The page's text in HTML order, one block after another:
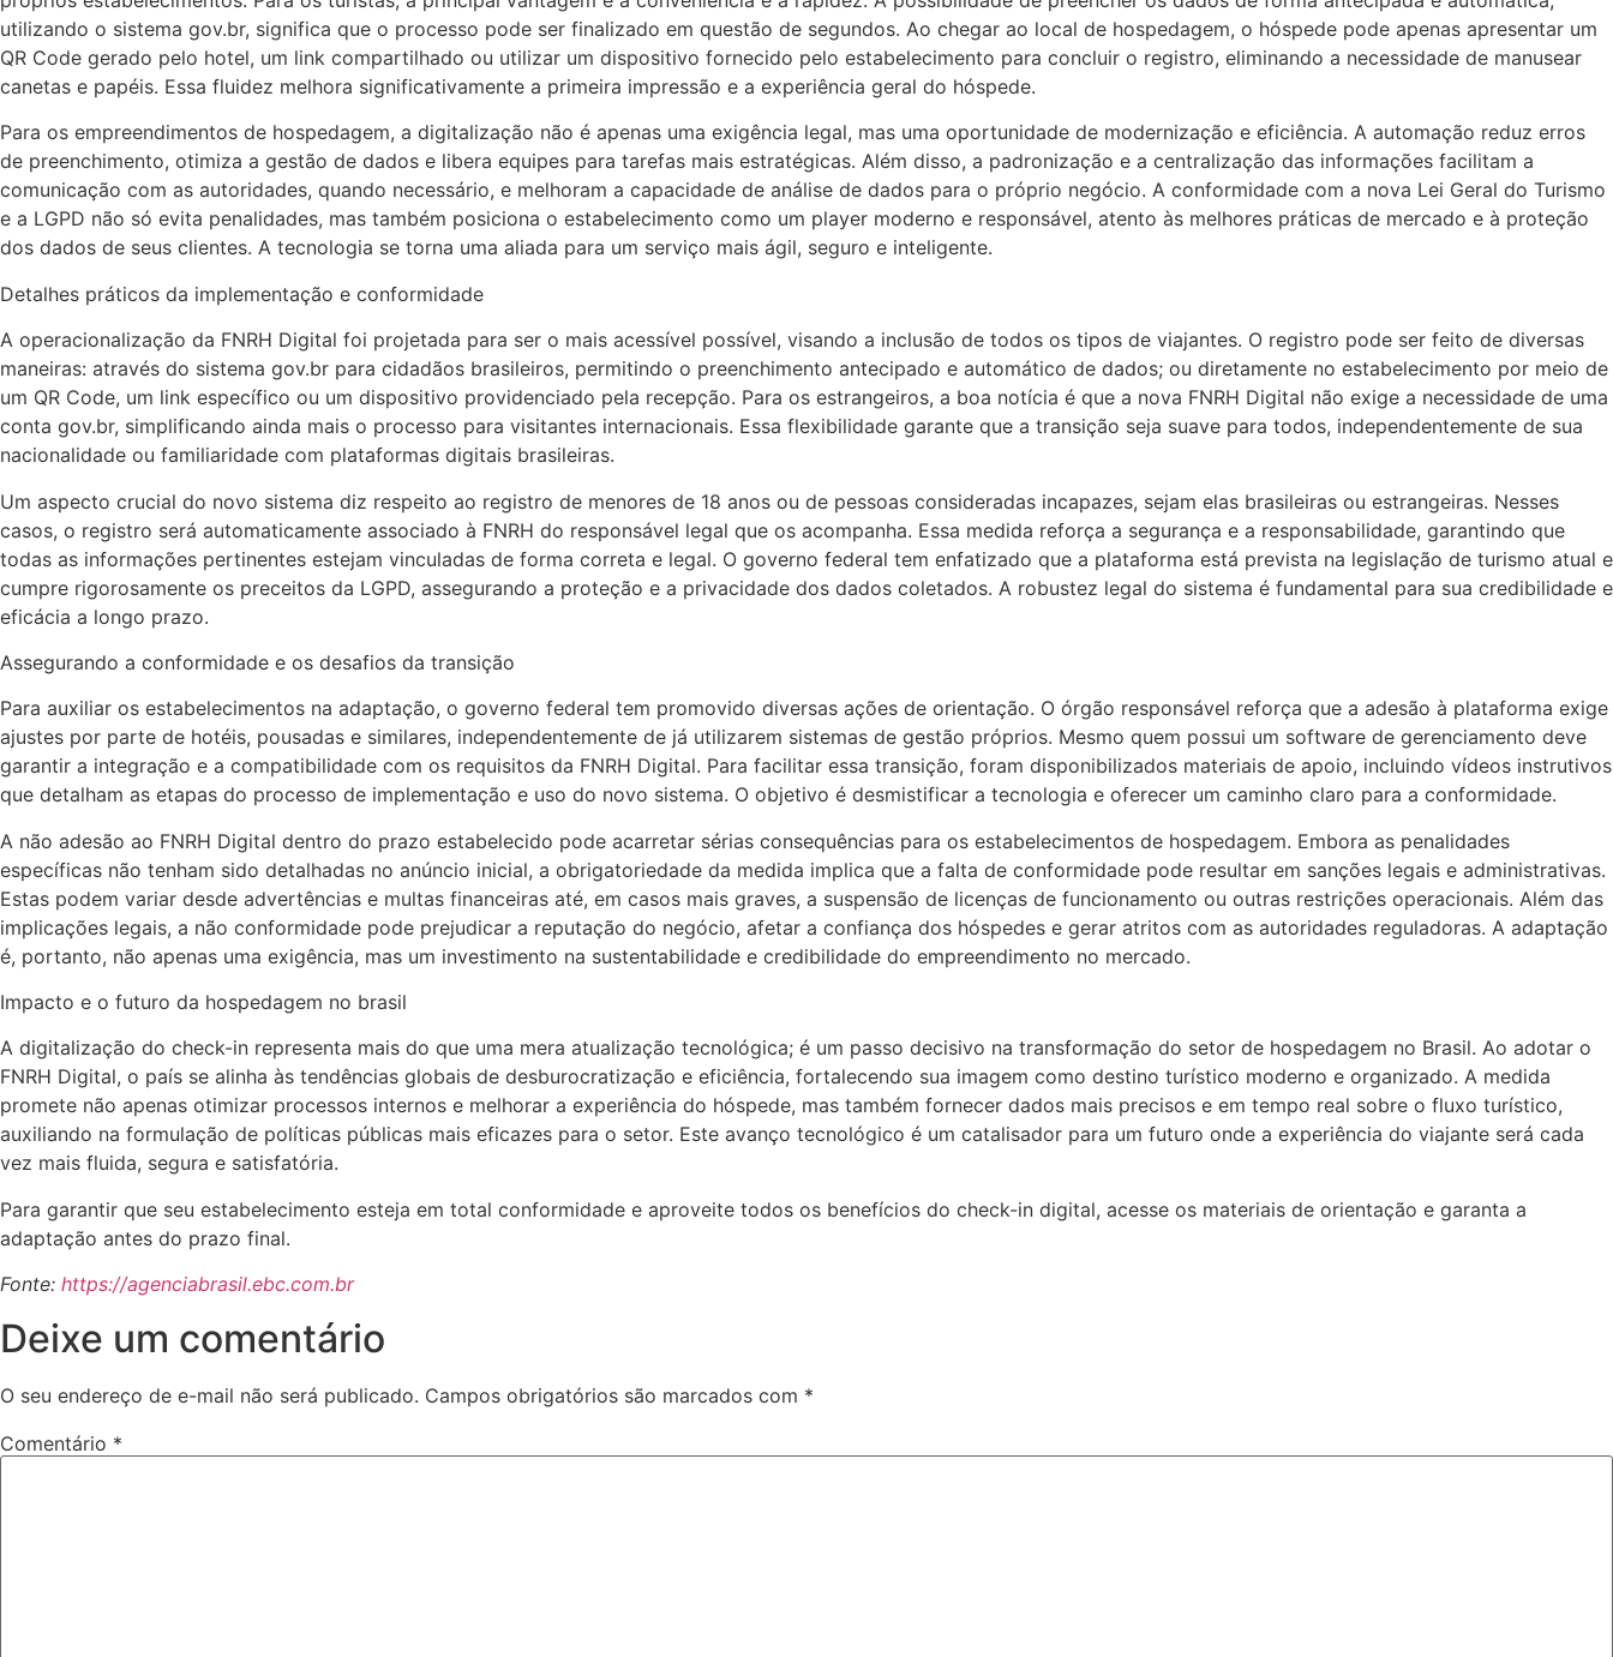
utilizando o sistema gov.br, significa que o processo pode ser finalizado em questão de segundos. Ao chegar ao local de hospedagem, o hóspede pode apenas apresentar um
QR Code gerado pelo hotel, um link compartilhado ou utilizar um dispositivo fornecido pelo estabelecimento para concluir o registro, eliminando a necessidade de manusear
canetas e papéis. Essa fluidez melhora significativamente a primeira impressão e a experiência geral do hóspede.
Para os empreendimentos de hospedagem, a digitalização não é apenas uma exigência legal, mas uma oportunidade de modernização e eficiência. A automação reduz erros
de preenchimento, otimiza a gestão de dados e libera equipes para tarefas mais estratégicas. Além disso, a padronização e a centralização das informações facilitam a
comunicação com as autoridades, quando necessário, e melhoram a capacidade de análise de dados para o próprio negócio. A conformidade com a nova Lei Geral do Turismo
e a LGPD não só evita penalidades, mas também posiciona o estabelecimento como um player moderno e responsável, atento às melhores práticas de mercado e à proteção
dos dados de seus clientes. A tecnologia se torna uma aliada para um serviço mais ágil, seguro e inteligente.
Detalhes práticos da implementação e conformidade
A operacionalização da FNRH Digital foi projetada para ser o mais acessível possível, visando a inclusão de todos os tipos de viajantes. O registro pode ser feito de diversas
maneiras: através do sistema gov.br para cidadãos brasileiros, permitindo o preenchimento antecipado e automático de dados; ou diretamente no estabelecimento por meio de
um QR Code, um link específico ou um dispositivo providenciado pela recepção. Para os estrangeiros, a boa notícia é que a nova FNRH Digital não exige a necessidade de uma
conta gov.br, simplificando ainda mais o processo para visitantes internacionais. Essa flexibilidade garante que a transição seja suave para todos, independentemente de sua
nacionalidade ou familiaridade com plataformas digitais brasileiras.
Um aspecto crucial do novo sistema diz respeito ao registro de menores de 18 anos ou de pessoas consideradas incapazes, sejam elas brasileiras ou estrangeiras. Nesses
casos, o registro será automaticamente associado à FNRH do responsável legal que os acompanha. Essa medida reforça a segurança e a responsabilidade, garantindo que
todas as informações pertinentes estejam vinculadas de forma correta e legal. O governo federal tem enfatizado que a plataforma está prevista na legislação de turismo atual e
cumpre rigorosamente os preceitos da LGPD, assegurando a proteção e a privacidade dos dados coletados. A robustez legal do sistema é fundamental para sua credibilidade e
eficácia a longo prazo.
Assegurando a conformidade e os desafios da transição
Para auxiliar os estabelecimentos na adaptação, o governo federal tem promovido diversas ações de orientação. O órgão responsável reforça que a adesão à plataforma exige
ajustes por parte de hotéis, pousadas e similares, independentemente de já utilizarem sistemas de gestão próprios. Mesmo quem possui um software de gerenciamento deve
garantir a integração e a compatibilidade com os requisitos da FNRH Digital. Para facilitar essa transição, foram disponibilizados materiais de apoio, incluindo vídeos instrutivos
que detalham as etapas do processo de implementação e uso do novo sistema. O objetivo é desmistificar a tecnologia e oferecer um caminho claro para a conformidade.
A não adesão ao FNRH Digital dentro do prazo estabelecido pode acarretar sérias consequências para os estabelecimentos de hospedagem. Embora as penalidades
específicas não tenham sido detalhadas no anúncio inicial, a obrigatoriedade da medida implica que a falta de conformidade pode resultar em sanções legais e administrativas.
Estas podem variar desde advertências e multas financeiras até, em casos mais graves, a suspensão de licenças de funcionamento ou outras restrições operacionais. Além das
implicações legais, a não conformidade pode prejudicar a reputação do negócio, afetar a confiança dos hóspedes e gerar atritos com as autoridades reguladoras. A adaptação
é, portanto, não apenas uma exigência, mas um investimento na sustentabilidade e credibilidade do empreendimento no mercado.
Impacto e o futuro da hospedagem no brasil
A digitalização do check-in representa mais do que uma mera atualização tecnológica; é um passo decisivo na transformação do setor de hospedagem no Brasil. Ao adotar o
FNRH Digital, o país se alinha às tendências globais de desburocratização e eficiência, fortalecendo sua imagem como destino turístico moderno e organizado. A medida
promete não apenas otimizar processos internos e melhorar a experiência do hóspede, mas também fornecer dados mais precisos e em tempo real sobre o fluxo turístico,
auxiliando na formulação de políticas públicas mais eficazes para o setor. Este avanço tecnológico é um catalisador para um futuro onde a experiência do viajante será cada
vez mais fluida, segura e satisfatória.
Para garantir que seu estabelecimento esteja em total conformidade e aproveite todos os benefícios do check-in digital, acesse os materiais de orientação e garanta a
adaptação antes do prazo final.
Fonte: https://agenciabrasil.ebc.com.br
Deixe um comentário
O seu endereço de e-mail não será publicado. Campos obrigatórios são marcados com *
Comentário *